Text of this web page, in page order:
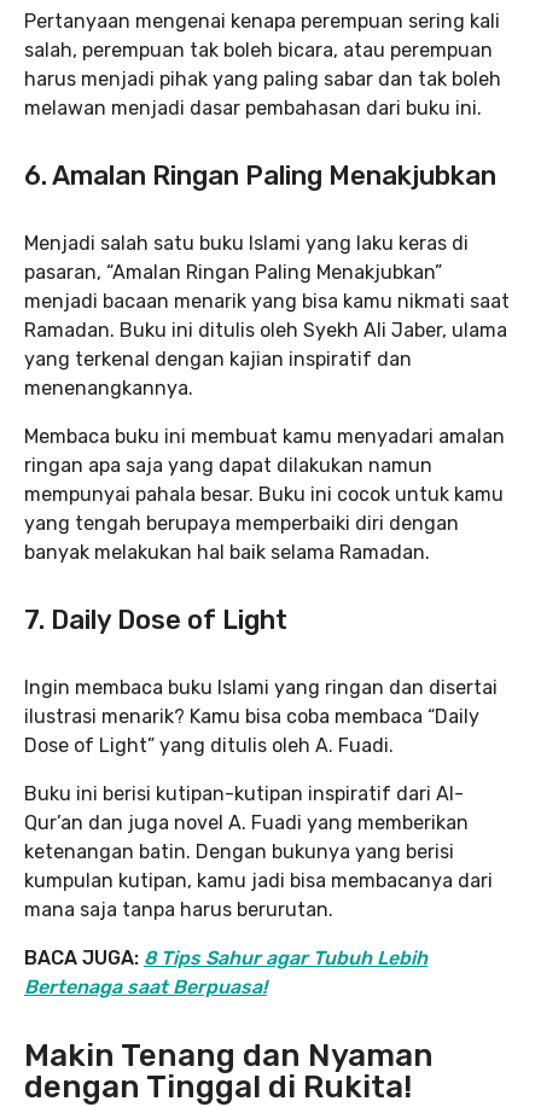
Pertanyaan mengenai kenapa perempuan sering kali
salah, perempuan tak boleh bicara, atau perempuan
harus menjadi pihak yang paling sabar dan tak boleh
melawan menjadi dasar pembahasan dari buku ini.
6. Amalan Ringan Paling Menakjubkan
Menjadi salah satu buku Islami yang laku keras di
pasaran, “Amalan Ringan Paling Menakjubkan”
menjadi bacaan menarik yang bisa kamu nikmati saat
Ramadan. Buku ini ditulis oleh Syekh Ali Jaber, ulama
yang terkenal dengan kajian inspiratif dan
menenangkannya.
Membaca buku ini membuat kamu menyadari amalan
ringan apa saja yang dapat dilakukan namun
mempunyai pahala besar. Buku ini cocok untuk kamu
yang tengah berupaya memperbaiki diri dengan
banyak melakukan hal baik selama Ramadan.
7. Daily Dose of Light
Ingin membaca buku Islami yang ringan dan disertai
ilustrasi menarik? Kamu bisa coba membaca “Daily
Dose of Light” yang ditulis oleh A. Fuadi.
Buku ini berisi kutipan-kutipan inspiratif dari Al-
Qur’an dan juga novel A. Fuadi yang memberikan
ketenangan batin. Dengan bukunya yang berisi
kumpulan kutipan, kamu jadi bisa membacanya dari
mana saja tanpa harus berurutan.
BACA JUGA: 8 Tips Sahur agar Tubuh Lebih
Bertenaga saat Berpuasa!
Makin Tenang dan Nyaman
dengan Tinggal di Rukita!